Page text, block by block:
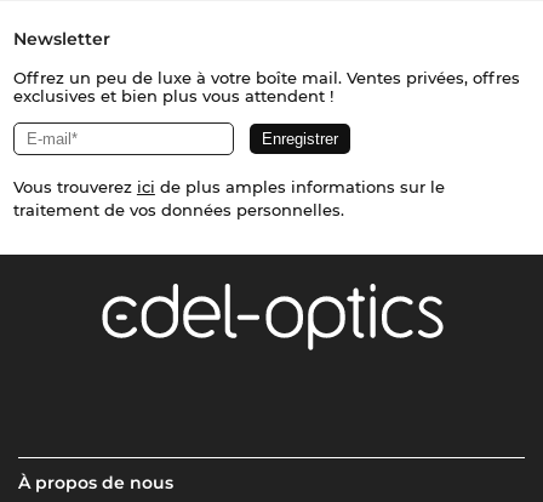
Newsletter
Offrez un peu de luxe à votre boîte mail. Ventes privées, offres
exclusives et bien plus vous attendent !
Vous trouverez ici de plus amples informations sur le
traitement de vos données personnelles.
À propos de nous